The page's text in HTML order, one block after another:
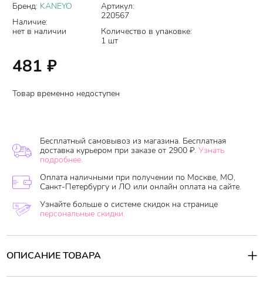
Бренд: KANEYO
Наличие:
нет в наличии
Артикул:
220567
Количество в упаковке:
1 шт
481 ₽
Товар временно недоступен
Бесплатный самовывоз из магазина. Бесплатная
доставка курьером при заказе от 2900 ₽. Узнать
подробнее.
Оплата наличными при получении по Москве, МО,
Санкт-Петербургу и ЛО или онлайн оплата на сайте.
Узнайте больше о системе скидок на странице
персональные скидки.
ОПИСАНИЕ ТОВАРА
Гель для туалетаотщательно смывает загрязнения под ободком